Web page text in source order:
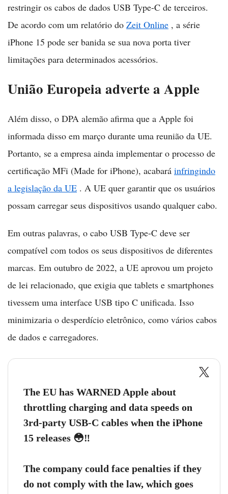
restringir os cabos de dados USB Type-C de terceiros.
De acordo com um relatório do Zeit Online , a série
iPhone 15 pode ser banida se sua nova porta tiver
limitações para determinados acessórios.
União Europeia adverte a Apple
Além disso, o DPA alemão afirma que a Apple foi
informada disso em março durante uma reunião da UE.
Portanto, se a empresa ainda implementar o processo de
certificação MFi (Made for iPhone), acabará infringindo
a legislação da UE . A UE quer garantir que os usuários
possam carregar seus dispositivos usando qualquer cabo.
Em outras palavras, o cabo USB Type-C deve ser
compatível com todos os seus dispositivos de diferentes
marcas. Em outubro de 2022, a UE aprovou um projeto
de lei relacionado, que exigia que tablets e smartphones
tivessem uma interface USB tipo C unificada. Isso
minimizaria o desperdício eletrônico, como vários cabos
de dados e carregadores.
The EU has WARNED Apple about
throttling charging and data speeds on
3rd-party USB-C cables when the iPhone
15 releases 😳‼️
The company could face penalties if they
do not comply with the law, which goes